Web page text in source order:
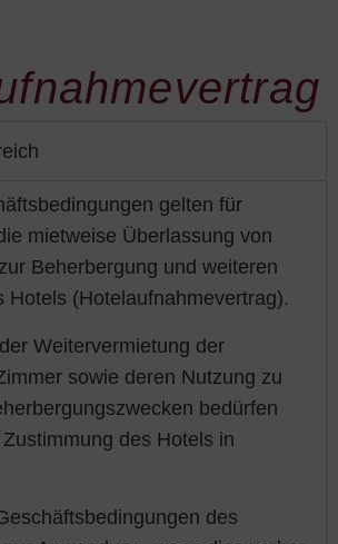
gelten für
mietweise Überlassung von
Beherbergung und weiteren
Hotels (Hotelaufnahmevertrag).
Weitervermietung der
sowie deren Nutzung zu
bedürfen
des Hotels in
des